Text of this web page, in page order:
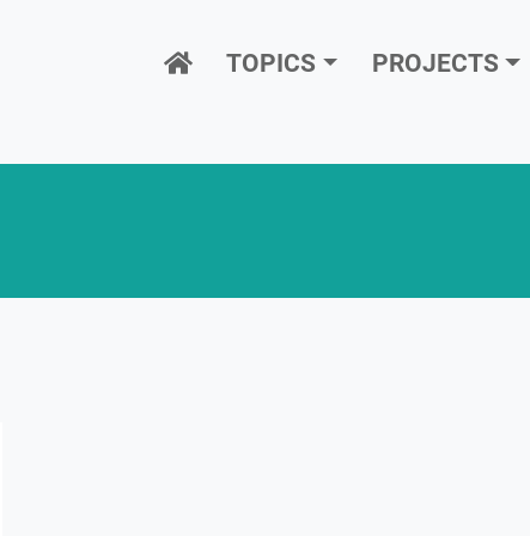
Hauptnavigation
TOPICS PROJECTS